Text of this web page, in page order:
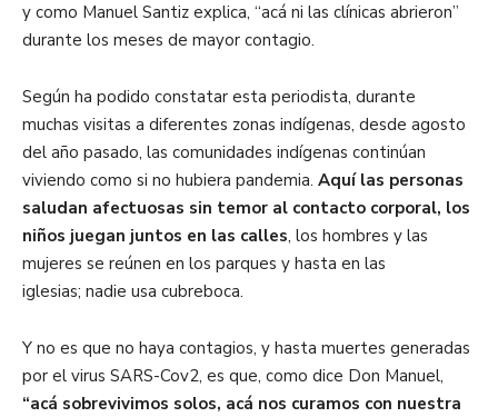
y como Manuel Santiz explica, “acá ni las clínicas abrieron”
durante los meses de mayor contagio.
Según ha podido constatar esta periodista, durante
muchas visitas a diferentes zonas indígenas, desde agosto
del año pasado, las comunidades indígenas continúan
viviendo como si no hubiera pandemia. Aquí las personas
saludan afectuosas sin temor al contacto corporal, los
niños juegan juntos en las calles, los hombres y las
mujeres se reúnen en los parques y hasta en las
iglesias; nadie usa cubreboca.
Y no es que no haya contagios, y hasta muertes generadas
por el virus SARS-Cov2, es que, como dice Don Manuel,
“acá sobrevivimos solos, acá nos curamos con nuestra